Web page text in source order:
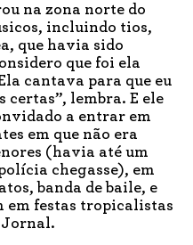
na zona norte do
incluindo tios,
que havia sido
que foi ela
cantava para que eu
certas”, lembra. E ele
a entrar em
em que não era
(havia até um
chegasse), em
banda de baile, e
em festas tropicalistas
Jornal.